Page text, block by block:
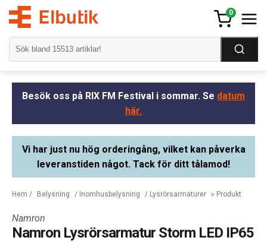
0
Besök oss på RIX FM Festival i sommar. Se datum
här.
Vi har just nu hög orderingång, vilket kan påverka
leveranstiden något. Tack för ditt tålamod!
Hem / Belysning / Inomhusbelysning / Lysrörsarmaturer » Produkt
Namron
Namron Lysrörsarmatur Storm LED IP65